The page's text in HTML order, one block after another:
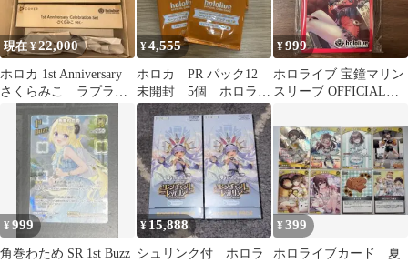
現在 ¥22,000
ホロカ 1st Anniversary
さくらみこ ラプラ
ス・ダークネス セッ
¥4,555
ホロカ PR パック12
未開封 5個 ホロライ
ブ
¥999
ホロライブ 宝鐘マリン
スリーブ OFFICIAL
ャルホロカスリーブ
vol.6
¥999
角巻わため SR 1st Buzz
¥ 15,888
シュリンク付 ホロラ
¥399
ホロライブカード 夏